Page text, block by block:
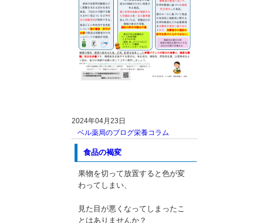
2024年04月23日
ベル薬局のブログ栄養コラム
食品の褐変
果物を切って放置すると色が変
わってしまい、
見た目が悪くなってしまったこ
とはありませんか？